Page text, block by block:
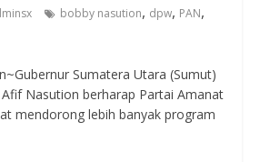
bobby nasution, dpw, PAN,
Sumatera Utara (Sumut)
Nasution berharap Partai Amanat
mendorong lebih banyak program